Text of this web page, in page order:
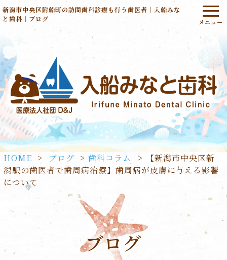
新潟市中央区附船町の訪問歯科診療も行う歯医者｜入船みな
と歯科｜ブログ
HOME > ブログ > 歯科コラム >
【新潟市中央区新
潟駅の歯医者で歯周病治療】歯周病が皮膚に与える影響
について
ブログ